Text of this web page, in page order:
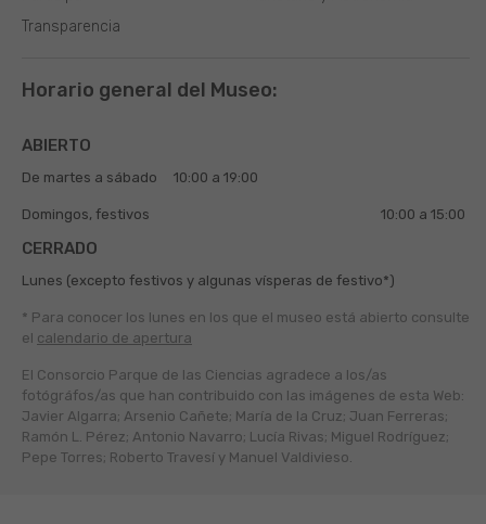
Transparencia
Horario general del Museo:
ABIERTO
De martes a sábado 10:00 a 19:00
Domingos, festivos 10:00 a 15:00
CERRADO
Lunes (excepto festivos y algunas vísperas de festivo*)
* Para conocer los lunes en los que el museo está abierto consulte
el calendario de apertura
El Consorcio Parque de las Ciencias agradece a los/as
fotógráfos/as que han contribuido con las imágenes de esta Web:
Javier Algarra; Arsenio Cañete; María de la Cruz; Juan Ferreras;
Ramón L. Pérez; Antonio Navarro; Lucía Rivas; Miguel Rodríguez;
Pepe Torres; Roberto Travesí y Manuel Valdivieso.